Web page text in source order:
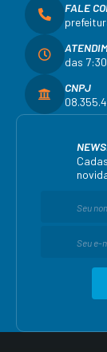
FALE
das
CNPJ